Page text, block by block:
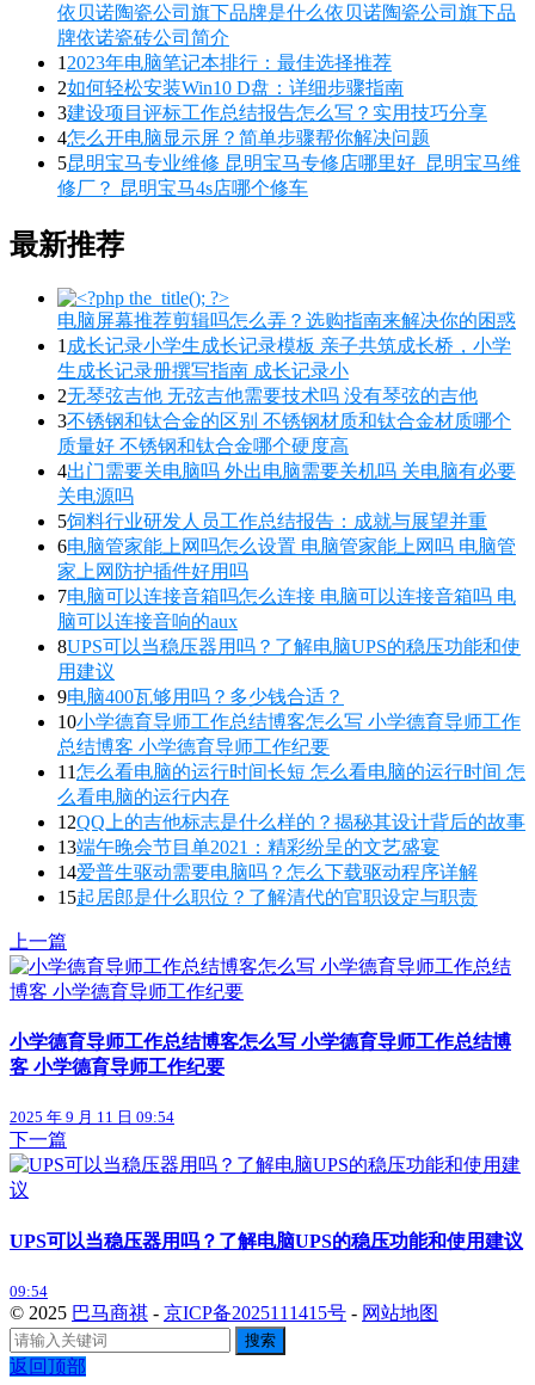
依贝诺陶瓷公司旗下品牌是什么依贝诺陶瓷公司旗下品
牌依诺瓷砖公司简介
1 2023年电脑笔记本排行：最佳选择推荐
2如何轻松安装Win10 D盘：详细步骤指南
3建设项目评标工作总结报告怎么写？实用技巧分享
4怎么开电脑显示屏？简单步骤帮你解决问题
5昆明宝马专业维修 昆明宝马专修店哪里好_昆明宝马维
修厂？ 昆明宝马4s店哪个修车
最新推荐
电脑屏幕推荐剪辑吗怎么弄？选购指南来解决你的困惑
1 成长记录小学生成长记录模板 亲子共筑成长桥，小学
生成长记录册撰写指南 成长记录小
2无琴弦吉他 无弦吉他需要技术吗 没有琴弦的吉他
3不锈钢和钛合金的区别 不锈钢材质和钛合金材质哪个
质量好 不锈钢和钛合金哪个硬度高
4出门需要关电脑吗 外出电脑需要关机吗 关电脑有必要
关电源吗
5饲料行业研发人员工作总结报告：成就与展望并重
6电脑管家能上网吗怎么设置 电脑管家能上网吗 电脑管
家上网防护插件好用吗
7电脑可以连接音箱吗怎么连接 电脑可以连接音箱吗 电
脑可以连接音响的aux
8UPS可以当稳压器用吗？了解电脑UPS的稳压功能和使
用建议
9电脑400瓦够用吗？多少钱合适？
10小学德育导师工作总结博客怎么写 小学德育导师工作
总结博客 小学德育导师工作纪要
11怎么看电脑的运行时间长短 怎么看电脑的运行时间 怎
么看电脑的运行内存
12QQ上的吉他标志是什么样的？揭秘其设计背后的故事
13端午晚会节目单2021：精彩纷呈的文艺盛宴
14爱普生驱动需要电脑吗？怎么下载驱动程序详解
15起居郎是什么职位？了解清代的官职设定与职责
上一篇
小学德育导师工作总结博客怎么写 小学德育导师工作总结博
客 小学德育导师工作纪要
2025 年 9 月 11 日 09:54
下一篇
UPS可以当稳压器用吗？了解电脑UPS的稳压功能和使用建议
09:54
© 2025 巴马商祺 - 京ICP备2025111415号 - 网站地图
搜索
返回顶部